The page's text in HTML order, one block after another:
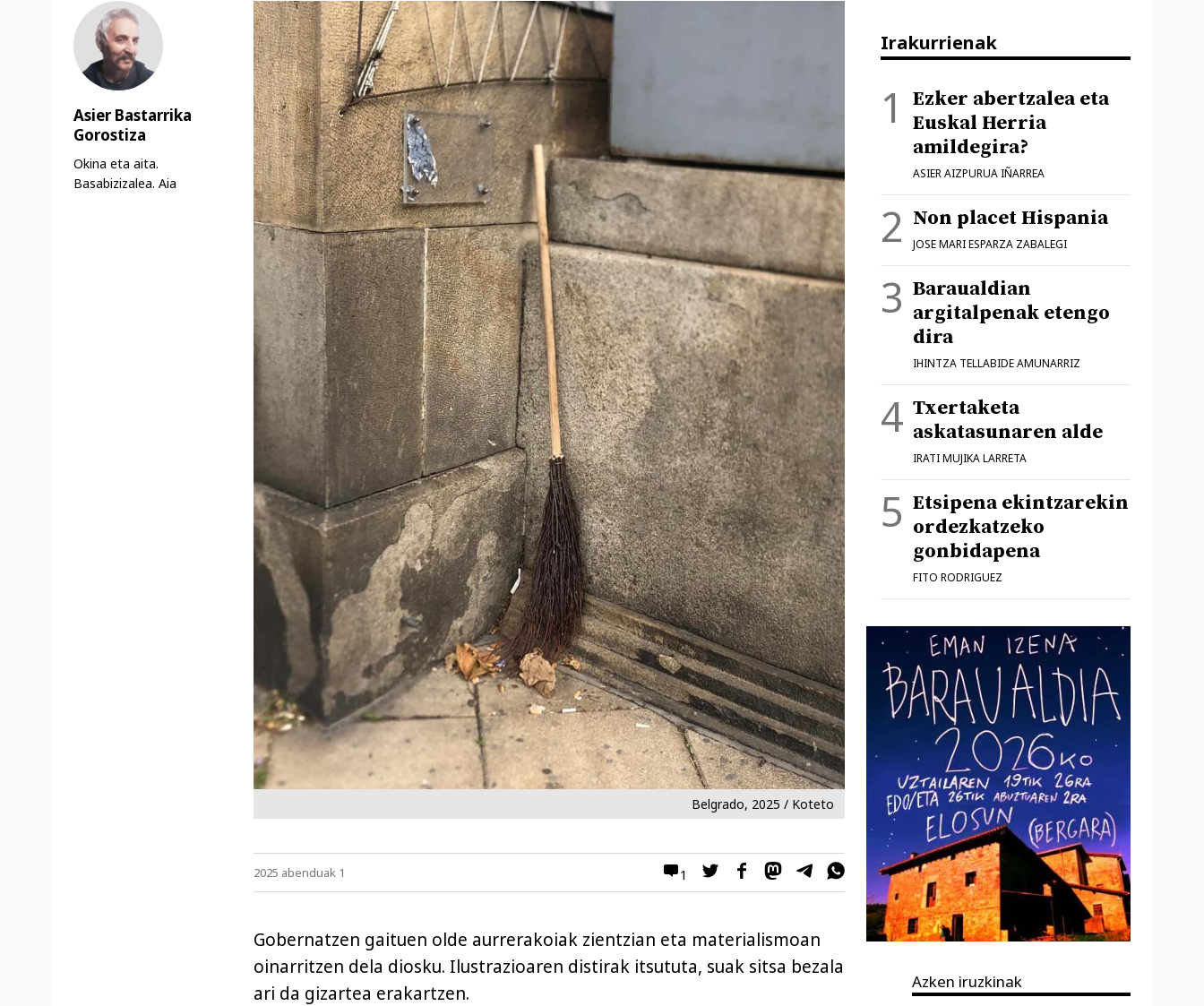
Belgrado, 2025 / Koteto
1
2025 abenduak 1
Gobernatzen gaituen olde aurrerakoiak zientzian eta materialismoan
oinarritzen dela diosku. Ilustrazioaren distirak itsututa, suak sitsa bezala
ari da gizartea erakartzen.
Asier Bastarrika
Gorostiza
Okina eta aita.
Basabizizalea. Aia
Irakurrienak
Ezker abertzalea eta
Euskal Herria
amildegira?
ASIER AIZPURUA IÑARREA
Non placet Hispania
JOSE MARI ESPARZA ZABALEGI
Baraualdian
argitalpenak etengo
dira
IHINTZA TELLABIDE AMUNARRIZ
Txertaketa
askatasunaren alde
IRATI MUJIKA LARRETA
Etsipena ekintzarekin
ordezkatzeko
gonbidapena
FITO RODRIGUEZ
Azken iruzkinak